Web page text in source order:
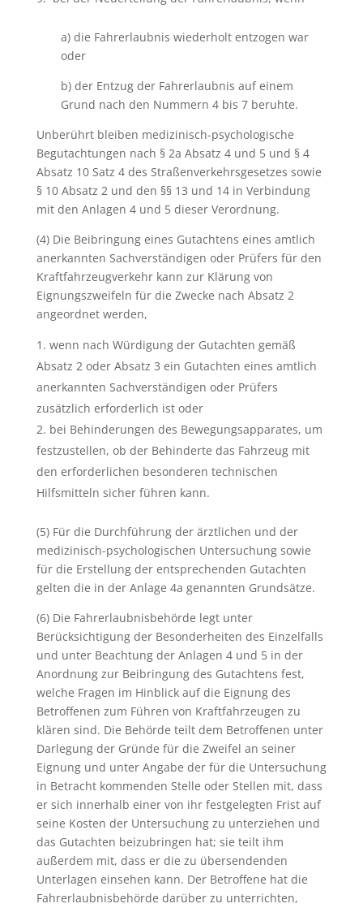
a) die Fahrerlaubnis wiederholt entzogen war
oder
b) der Entzug der Fahrerlaubnis auf einem
Grund nach den Nummern 4 bis 7 beruhte.
Unberührt bleiben medizinisch-psychologische
Begutachtungen nach § 2a Absatz 4 und 5 und § 4
Absatz 10 Satz 4 des Straßenverkehrsgesetzes sowie
§ 10 Absatz 2 und den §§ 13 und 14 in Verbindung
mit den Anlagen 4 und 5 dieser Verordnung.
(4) Die Beibringung eines Gutachtens eines amtlich
anerkannten Sachverständigen oder Prüfers für den
Kraftfahrzeugverkehr kann zur Klärung von
Eignungszweifeln für die Zwecke nach Absatz 2
angeordnet werden,
wenn nach Würdigung der Gutachten gemäß
Absatz 2 oder Absatz 3 ein Gutachten eines amtlich
anerkannten Sachverständigen oder Prüfers
zusätzlich erforderlich ist oder
bei Behinderungen des Bewegungsapparates, um
festzustellen, ob der Behinderte das Fahrzeug mit
den erforderlichen besonderen technischen
Hilfsmitteln sicher führen kann.
(5) Für die Durchführung der ärztlichen und der
medizinisch-psychologischen Untersuchung sowie
für die Erstellung der entsprechenden Gutachten
gelten die in der Anlage 4a genannten Grundsätze.
(6) Die Fahrerlaubnisbehörde legt unter
Berücksichtigung der Besonderheiten des Einzelfalls
und unter Beachtung der Anlagen 4 und 5 in der
Anordnung zur Beibringung des Gutachtens fest,
welche Fragen im Hinblick auf die Eignung des
Betroffenen zum Führen von Kraftfahrzeugen zu
klären sind. Die Behörde teilt dem Betroffenen unter
Darlegung der Gründe für die Zweifel an seiner
Eignung und unter Angabe der für die Untersuchung
in Betracht kommenden Stelle oder Stellen mit, dass
er sich innerhalb einer von ihr festgelegten Frist auf
seine Kosten der Untersuchung zu unterziehen und
das Gutachten beizubringen hat; sie teilt ihm
außerdem mit, dass er die zu übersendenden
Unterlagen einsehen kann. Der Betroffene hat die
Fahrerlaubnisbehörde darüber zu unterrichten,